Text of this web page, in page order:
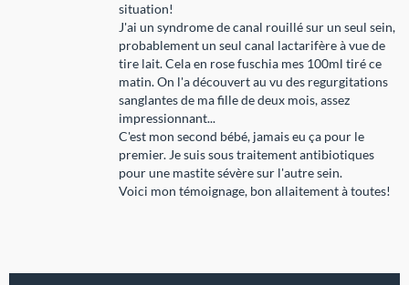
situation!
J'ai un syndrome de canal rouillé sur un seul sein,
probablement un seul canal lactarifère à vue de
tire lait. Cela en rose fuschia mes 100ml tiré ce
matin. On l'a découvert au vu des regurgitations
sanglantes de ma fille de deux mois, assez
impressionnant...
C'est mon second bébé, jamais eu ça pour le
premier. Je suis sous traitement antibiotiques
pour une mastite sévère sur l'autre sein.
Voici mon témoignage, bon allaitement à toutes!